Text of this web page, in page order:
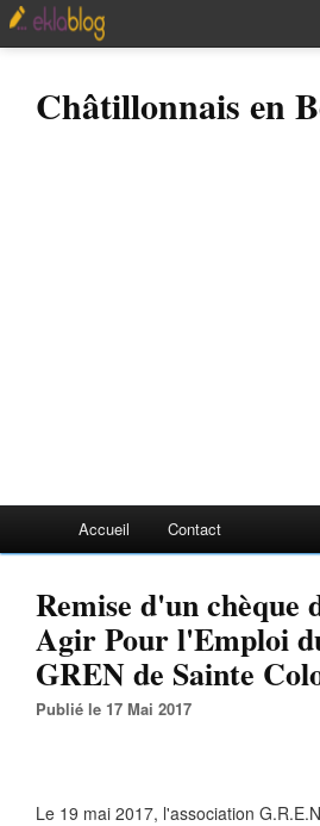
Châtillonnais en
Accueil Contact
Remise d'un chèque
Agir Pour l'Emploi
GREN de Sainte
Publié le 17 Mai 2017
Le 19 mai 2017, l'association